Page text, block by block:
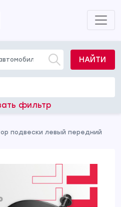
НАЙТИ
фильтр
подвески левый передний